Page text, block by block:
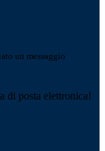
un messaggio
di posta elettronica!